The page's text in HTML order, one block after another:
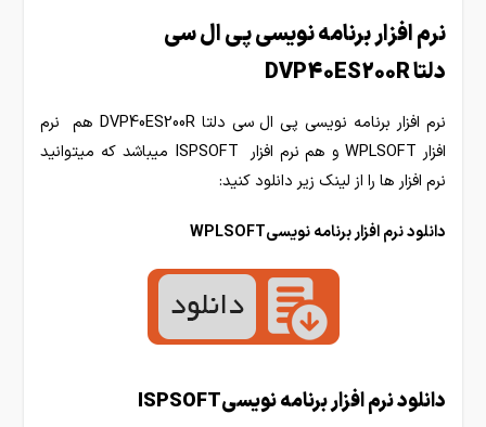
نرم افزار برنامه نویسی پی ال سی
دلتا DVP40ES200R
نرم افزار برنامه نویسی پی ال سی دلتا DVP40ES200R هم نرم
افزار WPLSOFT و هم نرم افزار ISPSOFT میباشد که میتوانید
نرم افزار ها را از لینک زیر دانلود کنید:
دانلود نرم افزار برنامه نویسیWPLSOFT
دانلود نرم افزار برنامه نویسیISPSOFT